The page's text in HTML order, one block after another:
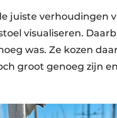
juiste verhoudingen
visualiseren.
was. Ze kozen
groot genoeg zijn